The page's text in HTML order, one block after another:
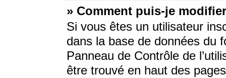
» Comment puis-je
Si vous êtes un utilisateur
dans la base de données du
Panneau de Contrôle de
être trouvé en haut des